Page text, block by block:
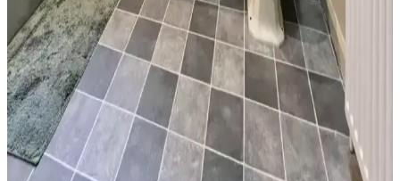
Küçük Yarım Banyoda Ekonomik ve Estetik
Yenileme: Tasarım ve Maliyet Analizi
30 yıl sonra küçük bir yarım banyoda yapılan yenileme, mantar
desenli duvar kağıdı ve uygun malzeme seçimiyle estetik ve
işlevselliği artırdı. Maliyetler ve detaylar analiz edildi.
Kiralık Banyoda Dekorasyon ve Yenileme: Boya,
Zemin ve Fayans Seçiminde Dikkat Edilmesi
Gerekenler